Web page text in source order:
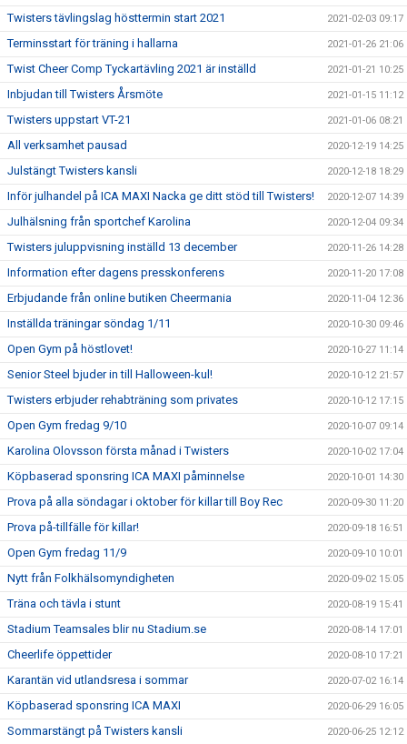
Twisters tävlingslag hösttermin start 2021 2021-02-03 09:17
Terminsstart för träning i hallarna 2021-01-26 21:06
Twist Cheer Comp Tyckartävling 2021 är inställd 2021-01-21 10:25
Inbjudan till Twisters Årsmöte 2021-01-15 11:12
Twisters uppstart VT-21 2021-01-06 08:21
All verksamhet pausad 2020-12-19 14:25
Julstängt Twisters kansli 2020-12-18 18:29
Inför julhandel på ICA MAXI Nacka ge ditt stöd till Twisters! 2020-12-07 14:39
Julhälsning från sportchef Karolina 2020-12-04 09:34
Twisters juluppvisning inställd 13 december 2020-11-26 14:28
Information efter dagens presskonferens 2020-11-20 17:08
Erbjudande från online butiken Cheermania 2020-11-04 12:36
Inställda träningar söndag 1/11 2020-10-30 09:46
Open Gym på höstlovet! 2020-10-27 11:14
Senior Steel bjuder in till Halloween-kul! 2020-10-12 21:57
Twisters erbjuder rehabträning som privates 2020-10-12 17:15
Open Gym fredag 9/10 2020-10-07 09:14
Karolina Olovsson första månad i Twisters 2020-10-02 17:04
Köpbaserad sponsring ICA MAXI påminnelse 2020-10-01 14:30
Prova på alla söndagar i oktober för killar till Boy Rec 2020-09-30 11:20
Prova på-tillfälle för killar! 2020-09-18 16:51
Open Gym fredag 11/9 2020-09-10 10:01
Nytt från Folkhälsomyndigheten 2020-09-02 15:05
Träna och tävla i stunt 2020-08-19 15:41
Stadium Teamsales blir nu Stadium.se 2020-08-14 17:01
Cheerlife öppettider 2020-08-10 17:21
Karantän vid utlandsresa i sommar 2020-07-02 16:14
Köpbaserad sponsring ICA MAXI 2020-06-29 16:05
Sommarstängt på Twisters kansli 2020-06-25 12:12